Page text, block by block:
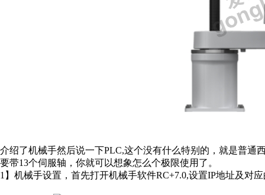
介绍了机械手然后说一下PLC,这个没有什么特别的，就是普通
要带13个伺服轴，你就可以想象怎么个极限使用了。
1】机械手设置，首先打开机械手软件RC+7.0,设置IP地址及对